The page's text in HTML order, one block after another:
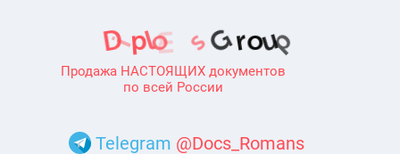
Продажа НАСТОЯЩИХ документов
по всей России
Telegram @Docs_Romans